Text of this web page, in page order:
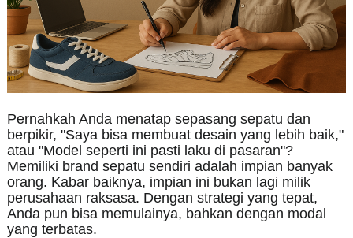
Pernahkah Anda menatap sepasang sepatu dan
berpikir, "Saya bisa membuat desain yang lebih baik,"
atau "Model seperti ini pasti laku di pasaran"?
Memiliki brand sepatu sendiri adalah impian banyak
orang. Kabar baiknya, impian ini bukan lagi milik
perusahaan raksasa. Dengan strategi yang tepat,
Anda pun bisa memulainya, bahkan dengan modal
yang terbatas.